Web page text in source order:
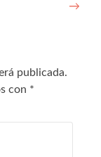
→
publicada.
con *